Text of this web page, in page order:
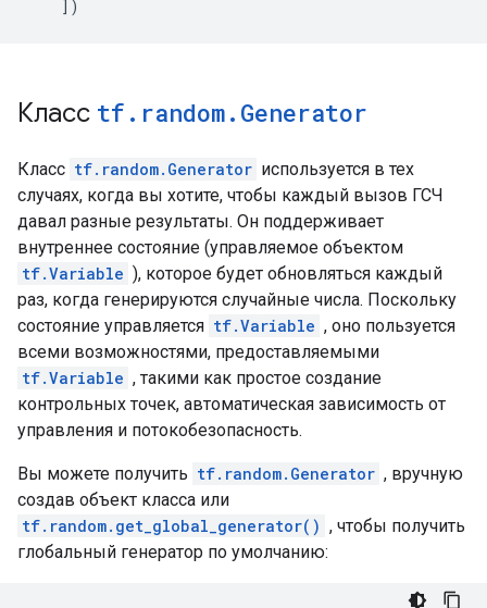
])
Класс tf . random. Generator
Класс tf.random.Generator используется в тех
случаях, когда вы хотите, чтобы каждый вызов ГСЧ
давал разные результаты. Он поддерживает
внутреннее состояние (управляемое объектом
tf.Variable ), которое будет обновляться каждый
раз, когда генерируются случайные числа. Поскольку
состояние управляется tf.Variable , оно пользуется
всеми возможностями, предоставляемыми
tf.Variable , такими как простое создание
контрольных точек, автоматическая зависимость от
управления и потокобезопасность.
Вы можете получить tf.random.Generator , вручную
создав объект класса или
tf.random.get_global_generator() , чтобы получить
глобальный генератор по умолчанию: